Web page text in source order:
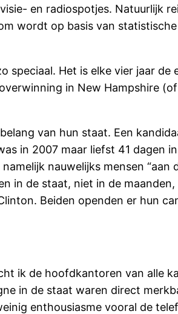
en radiospotjes. Natuurlijk
wordt op basis van
speciaal. Het is elke vier jaar
in New Hampshire
van hun staat. Een
in 2007 maar liefst 41 dagen
nauwelijks mensen
in de staat, niet in de
Beiden openden er hun
ik de hoofdkantoren van alle
in de staat waren direct
enthousiasme vooral de